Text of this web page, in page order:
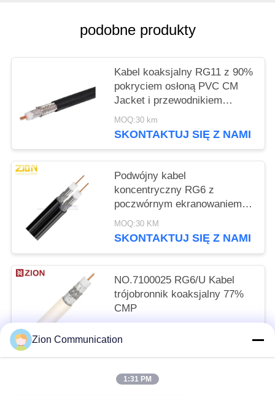
podobne produkty
Kabel koaksjalny RG11 z 90%
pokryciem osłoną PVC CM
Jacket i przewodnikiem
14AWG CCS dla systemów
CATV
MOQ:30 km
SKONTAKTUJ SIĘ Z NAMI
Podwójny kabel
koncentryczny RG6 z
poczwórnym ekranowaniem, z
przewodnikiem CCS 18 AWG
i klasą CMR dla systemów
MOQ:30 KM
SKONTAKTUJ SIĘ Z NAMI
NO.7100025 RG6/U Kabel
trójobronnik koaksjalny 77%
CMP
SKONTAKTUJ SIĘ Z NAMI
Zion Communication
1:31 PM